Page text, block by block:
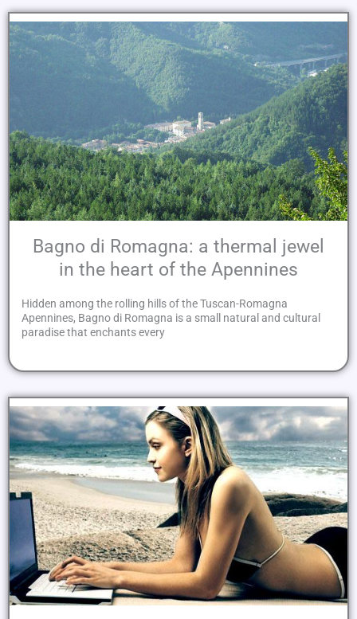
Bagno di Romagna: a thermal jewel
in the heart of the Apennines
Hidden among the rolling hills of the Tuscan-Romagna
Apennines, Bagno di Romagna is a small natural and cultural
paradise that enchants every